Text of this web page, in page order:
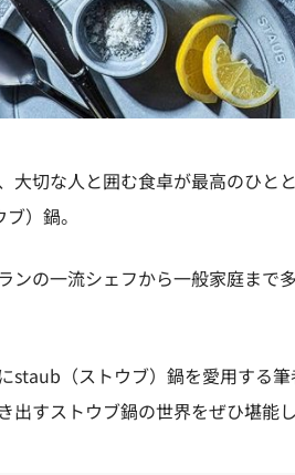
大切な人と囲む食卓が最高のひ
）鍋。
ンの一流シェフから一般家庭まで
staub（ストウブ）鍋を愛用する
出すストウブ鍋の世界をぜひ堪能